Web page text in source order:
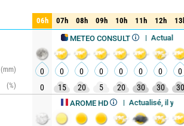
détaillé synthétique
METEO CONSULT Actualisé, il y a
Mise à jour dans
(mm)
(%)
AROME HD Actualisé, il y a 45min
Mise à jour dans 2h
06h 07h 08h 09h 10h 11h 12h
06h 07h 08h 09h 10h 11h 12h
0 0 0 0 0 0 0
0
0
15 20 5 20 30 30 30